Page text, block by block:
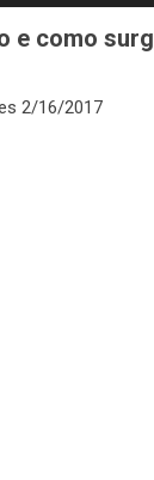
e como
2/16/2017